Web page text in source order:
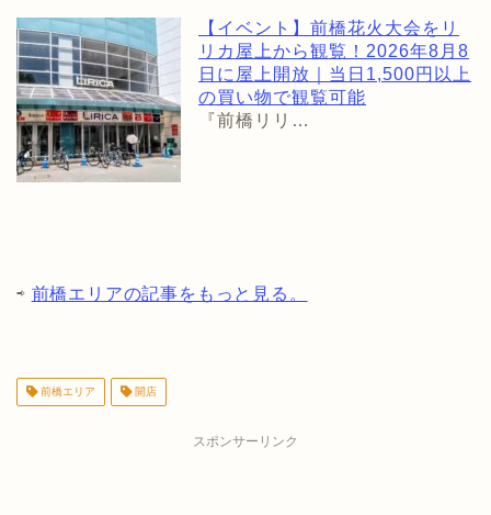
【イベント】前橋花火大会をリ
リカ屋上から観覧！2026年8月8
日に屋上開放｜当日1,500円以上
の買い物で観覧可能
『前橋リリ…
⇨ 前橋エリアの記事をもっと見る。
前橋エリア 開店
スポンサーリンク